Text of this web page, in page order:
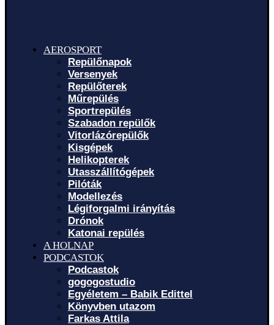
AEROSPORT
Repülőnapok
Versenyek
Repülőterek
Műrepülés
Sportrepülés
Szabadon repülők
Vitorlázórepülők
Kisgépek
Helikopterek
Utasszállítógépek
Pilóták
Modellezés
Légiforgalmi irányítás
Drónok
Katonai repülés
A HOLNAP
PODCASTOK
Podcastok
gogogostudio
Egyéletem – Babik Edittel
Könyvben utazom
Farkas Attila